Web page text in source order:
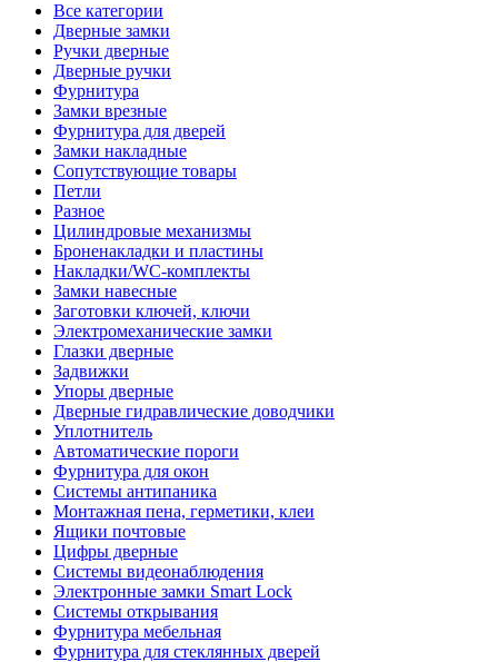
Все категории
Дверные замки
Ручки дверные
Дверные ручки
Фурнитура
Замки врезные
Фурнитура для дверей
Замки накладные
Сопутствующие товары
Петли
Разное
Цилиндровые механизмы
Броненакладки и пластины
Накладки/WC-комплекты
Замки навесные
Заготовки ключей, ключи
Электромеханические замки
Глазки дверные
Задвижки
Упоры дверные
Дверные гидравлические доводчики
Уплотнитель
Автоматические пороги
Фурнитура для окон
Системы антипаника
Монтажная пена, герметики, клеи
Ящики почтовые
Цифры дверные
Системы видеонаблюдения
Электронные замки Smart Lock
Системы открывания
Фурнитура мебельная
Фурнитура для стеклянных дверей